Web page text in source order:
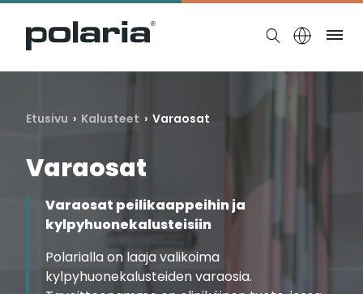
https://polaria.fi/name
Etusivu › Kalusteet › Varaosat
Varaosat
Varaosat peilikaappeihin ja
kylpyhuonekalusteisiin
Polarialla on laaja valikoima
kylpyhuonekalusteiden varaosia.